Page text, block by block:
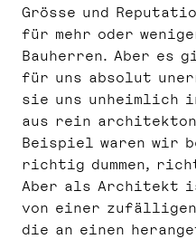
Grösse und
für mehr oder
Bauherren. Aber
für uns absolut
sie uns unheimlich
aus rein
Beispiel waren wir
richtig dummen,
Aber als Architekt
von einer zufälligen
die an einen